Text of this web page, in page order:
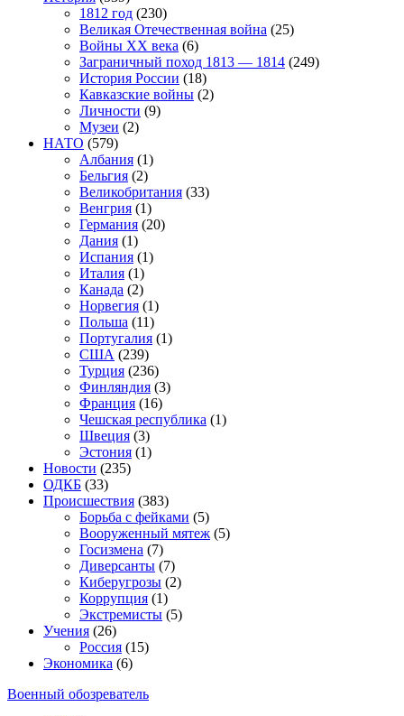
1812 год (230)
Великая Отечественная война (25)
Войны XX века (6)
Заграничный поход 1813 — 1814 (249)
История России (18)
Кавказские войны (2)
Личности (9)
Музеи (2)
НАТО (579)
Албания (1)
Бельгия (2)
Великобритания (33)
Венгрия (1)
Германия (20)
Дания (1)
Испания (1)
Италия (1)
Канада (2)
Норвегия (1)
Польша (11)
Португалия (1)
США (239)
Турция (236)
Финляндия (3)
Франция (16)
Чешская республика (1)
Швеция (3)
Эстония (1)
Новости (235)
ОДКБ (33)
Происшествия (383)
Борьба с фейками (5)
Вооруженный мятеж (5)
Госизмена (7)
Диверсанты (7)
Киберугрозы (2)
Коррупция (1)
Экстремисты (5)
Учения (26)
Россия (15)
Экономика (6)
Военный обозреватель